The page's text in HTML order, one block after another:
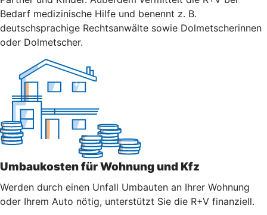
Bedarf medizinische Hilfe und benennt z. B.
deutschsprachige Rechtsanwälte sowie Dolmetscherinnen
oder Dolmetscher.
Umbaukosten für Wohnung und Kfz
Werden durch einen Unfall Umbauten an Ihrer Wohnung
oder Ihrem Auto nötig, unterstützt Sie die R+V finanziell.